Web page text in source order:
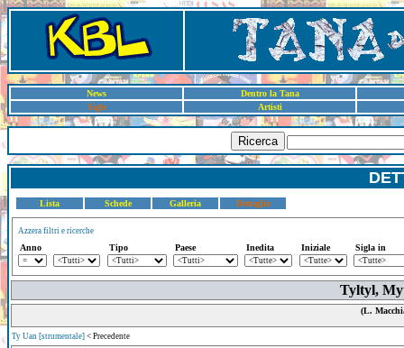
News
Dentro la Tana
Sigle
Artisti
Ricerca
Lista Schede Galleria Dettaglio
Azzera filtri e ricerche
Anno Tipo Paese Inedita Iniziale Sigla in
Tyltyl,
(L.
Ty Uan [strumentale] < Precedente